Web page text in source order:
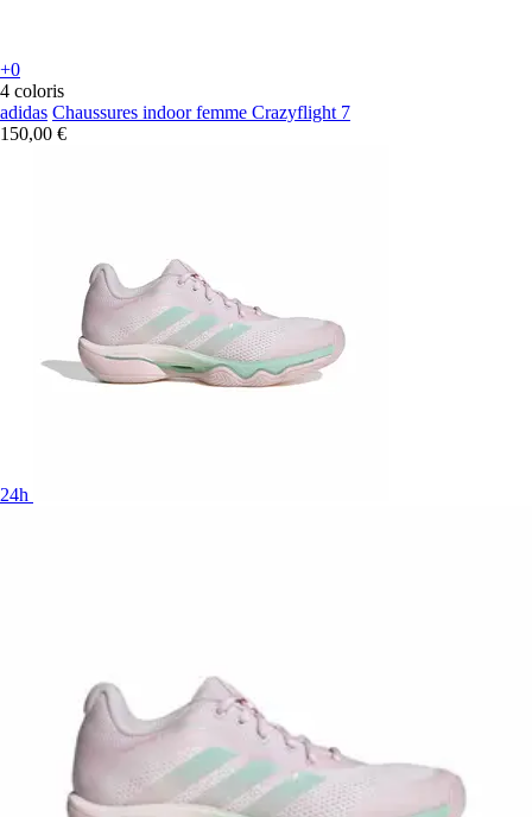
+0
4 coloris
adidas Chaussures indoor femme Crazyflight 7
150,00 €
24h